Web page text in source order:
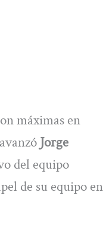
máximas en
Jorge
del equipo
de su equipo en